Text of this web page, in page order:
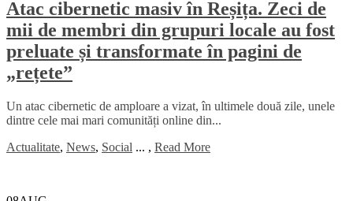
Atac cibernetic masiv în Reșița. Zeci de
mii de membri din grupuri locale au fost
preluate și transformate în pagini de
„rețete”
Un atac cibernetic de amploare a vizat, în ultimele două zile, unele
dintre cele mai mari comunități online din...
Actualitate, News, Social ... , Read More